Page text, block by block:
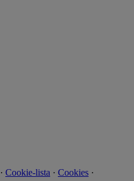
· Cookie-lista · Cookies ·